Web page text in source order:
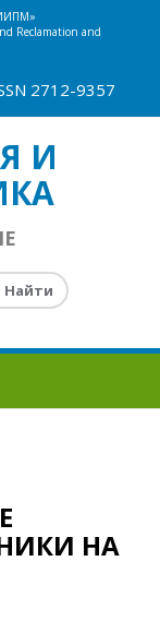
Reclamation and
2712-9357
И
НА